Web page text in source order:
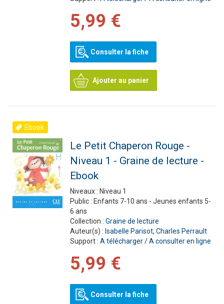
5,99 €
Consulter la fiche
Ajouter au panier
Ebook
Le Petit Chaperon Rouge -
Niveau 1 - Graine de lecture -
Ebook
Niveaux : Niveau 1
Public : Enfants 7-10 ans - Jeunes enfants 5-
6 ans
Collection : Graine de lecture
Auteur(s) : Isabelle Parisot, Charles Perrault
Support : A télécharger / A consulter en ligne
5,99 €
Consulter la fiche